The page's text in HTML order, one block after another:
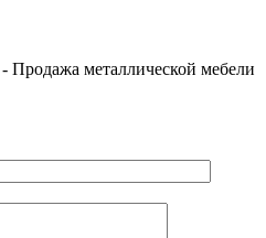
- Продажа металлической мебели